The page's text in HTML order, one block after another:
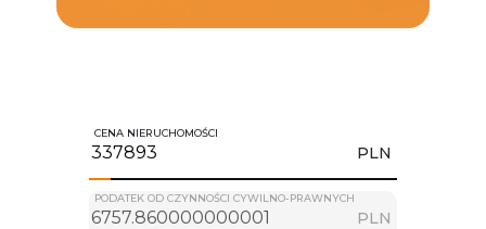
CENA NIERUCHOMOŚCI
PLN
PODATEK OD CZYNNOŚCI CYWILNO-PRAWNYCH
PLN